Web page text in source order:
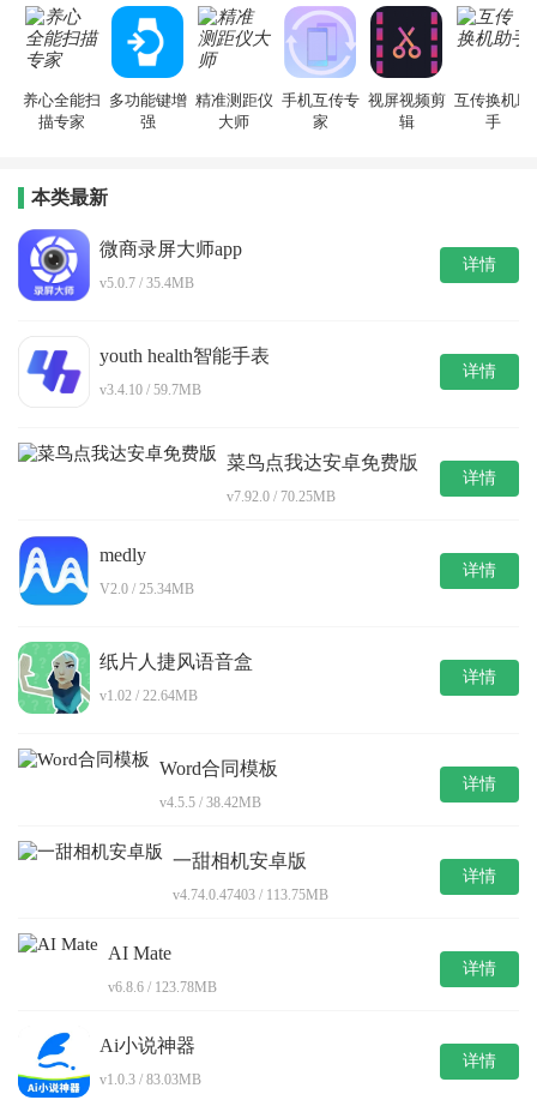
养心全能扫
描专家
多功能键增
强
精准测距仪
大师
手机互传专
家
视屏视频剪
辑
互传换机助
手
本类最新
微商录屏大师app
v5.0.7 / 35.4MB
详情
youth health智能手表
v3.4.10 / 59.7MB
详情
菜鸟点我达安卓免费版
v7.92.0 / 70.25MB
详情
medly
V2.0 / 25.34MB
详情
纸片人捷风语音盒
v1.02 / 22.64MB
详情
Word合同模板
v4.5.5 / 38.42MB
详情
一甜相机安卓版
v4.74.0.47403 / 113.75MB
详情
AI Mate
v6.8.6 / 123.78MB
详情
Ai小说神器
v1.0.3 / 83.03MB
详情